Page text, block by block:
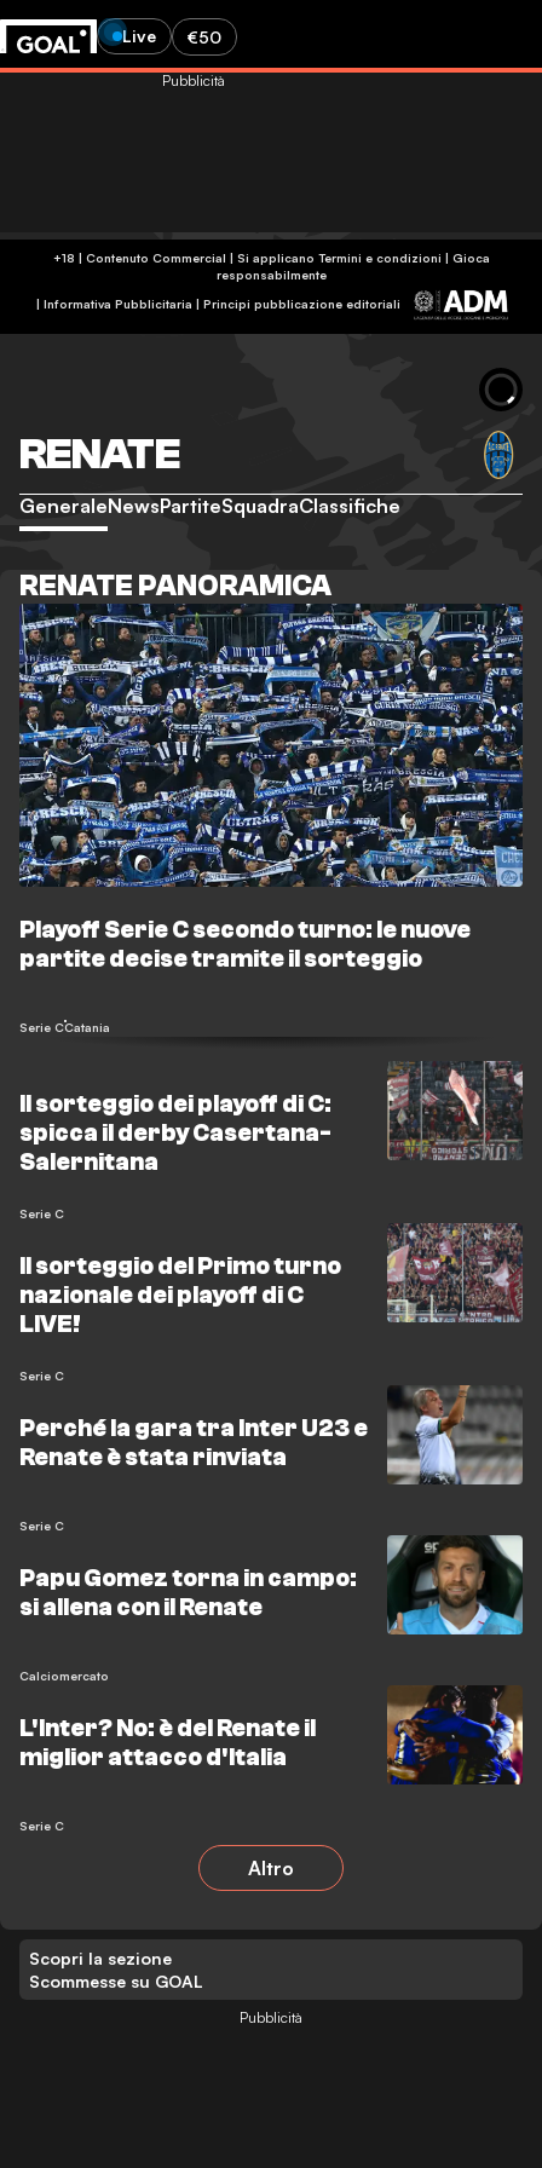
Live €50
+18 | Contenuto Commercial | Si applicano Termini e condizioni | Gioca
responsabilmente
| Informativa Pubblicitaria | Principi pubblicazione editoriali
Pubblicità
RENATE
GeneraleNewsPartiteSquadraClassifiche
RENATE PANORAMICA
Playoff Serie C secondo turno: le nuove
partite decise tramite il sorteggio
Serie CCatania
Il sorteggio dei playoff di C:
spicca il derby Casertana-
Salernitana
Serie C
Il sorteggio del Primo turno
nazionale dei playoff di C
LIVE!
Serie C
Perché la gara tra Inter U23 e
Renate è stata rinviata
Serie C
Papu Gomez torna in campo:
si allena con il Renate
Calciomercato
L'Inter? No: è del Renate il
miglior attacco d'Italia
Serie C
Altro
Scopri la sezione
Scommesse su GOAL
Pubblicità